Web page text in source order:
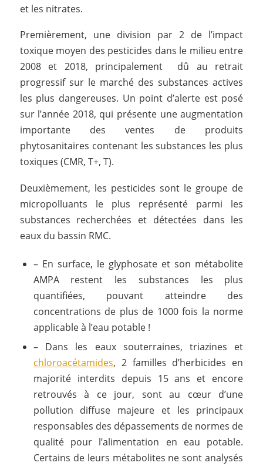
et les nitrates.
Premièrement, une division par 2 de l’impact
toxique moyen des pesticides dans le milieu entre
2008 et 2018, principalement dû au retrait
progressif sur le marché des substances actives
les plus dangereuses. Un point d’alerte est posé
sur l’année 2018, qui présente une augmentation
importante des ventes de produits
phytosanitaires contenant les substances les plus
toxiques (CMR, T+, T).
Deuxièmement, les pesticides sont le groupe de
micropolluants le plus représenté parmi les
substances recherchées et détectées dans les
eaux du bassin RMC.
– En surface, le glyphosate et son métabolite
AMPA restent les substances les plus
quantifiées, pouvant atteindre des
concentrations de plus de 1000 fois la norme
applicable à l’eau potable !
– Dans les eaux souterraines, triazines et
chloroacétamides, 2 familles d’herbicides en
majorité interdits depuis 15 ans et encore
retrouvés à ce jour, sont au cœur d’une
pollution diffuse majeure et les principaux
responsables des dépassements de normes de
qualité pour l’alimentation en eau potable.
Certains de leurs métabolites ne sont analysés